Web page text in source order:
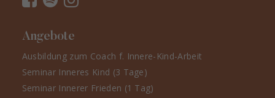
Angebote
Ausbildung zum Coach f. Innere-Kind-Arbeit
Seminar Inneres Kind (3 Tage)
Seminar Innerer Frieden (1 Tag)